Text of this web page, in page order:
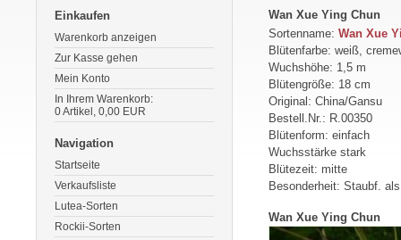
Einkaufen
Warenkorb anzeigen
Zur Kasse gehen
Mein Konto
In Ihrem Warenkorb:
0Artikel, 0,00 EUR
Navigation
Startseite
Verkaufsliste
Lutea-Sorten
Rockii-Sorten
Wan Xue Ying Chun
Sortenname: Wan Xue
Blütenfarbe: weiß,
Wuchshöhe: 1,5 m
Blütengröße: 18 cm
Original: China/Gansu
Bestell.Nr.: R.00350
Blütenform: einfach
Wuchsstärke stark
Blütezeit: mitte
Besonderheit: Staubf.
Wan Xue Ying Chun